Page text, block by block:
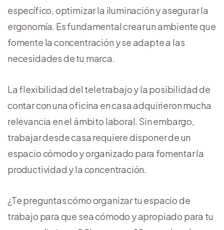
específico, optimizar la iluminación y asegurar la
ergonomía. Es fundamental crear un ambiente que
fomente la concentración y se adapte a las
necesidades de tu marca.
La flexibilidad del teletrabajo y la posibilidad de
contar con una oficina en casa adquirieron mucha
relevancia en el ámbito laboral. Sin embargo,
trabajar desde casa requiere disponer de un
espacio cómodo y organizado para fomentar la
productividad y la concentración.
¿Te preguntas cómo organizar tu espacio de
trabajo para que sea cómodo y apropiado para tu